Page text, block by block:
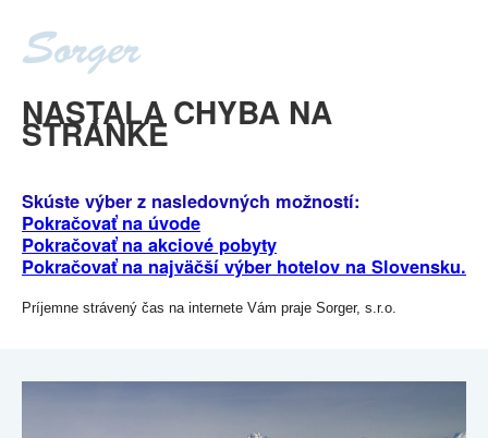
NASTALA CHYBA NA
STRÁNKE
Skúste výber z nasledovných možností:
Pokračovať na úvode
Pokračovať na akciové pobyty
Pokračovať na najväčší výber hotelov na Slovensku.
Príjemne strávený čas na internete Vám praje Sorger, s.r.o.